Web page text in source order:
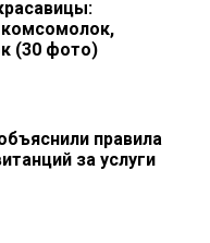
комсомолок,
(30 фото)
правила
за услуги